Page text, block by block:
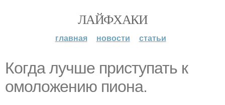
ЛАЙФХАКИ
главная новости статьи
Когда лучше приступать к
омоложению пиона.